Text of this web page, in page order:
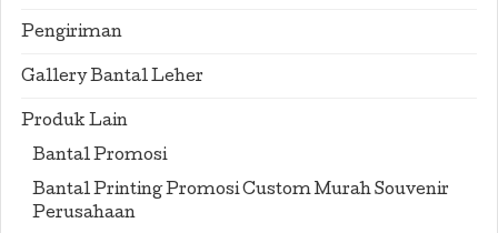
Pengiriman
Gallery Bantal Leher
Produk Lain
Bantal Promosi
Bantal Printing Promosi Custom Murah Souvenir
Perusahaan